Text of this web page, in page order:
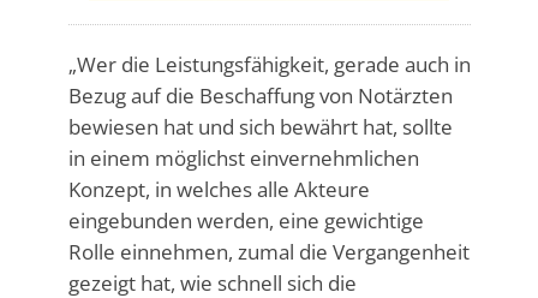
„Wer die Leistungsfähigkeit, gerade auch in
Bezug auf die Beschaffung von Notärzten
bewiesen hat und sich bewährt hat, sollte
in einem möglichst einvernehmlichen
Konzept, in welches alle Akteure
eingebunden werden, eine gewichtige
Rolle einnehmen, zumal die Vergangenheit
gezeigt hat, wie schnell sich die